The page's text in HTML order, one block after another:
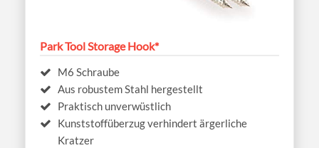
Park Tool Storage Hook*
M6 Schraube
Aus robustem Stahl hergestellt
Praktisch unverwüstlich
Kunststoffüberzug verhindert ärgerliche
Kratzer